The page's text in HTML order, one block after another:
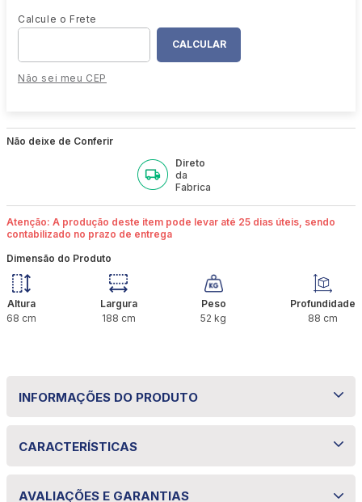
Não sei meu CEP
Não deixe de Conferir
Direto
da
Fabrica
Atenção: A produção deste item pode levar até 25 dias úteis, sendo
contabilizado no prazo de entrega
Dimensão do Produto
Altura
68 cm
Largura
188 cm
Peso
52 kg
Profundidade
88 cm
INFORMAÇÕES DO PRODUTO
Colchão Solteiro Molas Ensacadas Aghata
Garanta noites de sono mais confortáveis com o
CARACTERÍSTICAS
AVALIAÇÕES E GARANTIAS